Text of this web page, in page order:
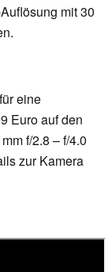
mit 30
eine
Euro auf den
f/2.8 – f/4.0
zur Kamera